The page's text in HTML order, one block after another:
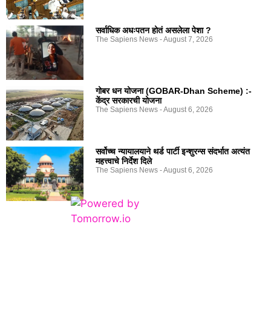
सर्वाधिक अधःपतन होतं असलेला पेशा ?
The Sapiens News August 7, 2026
गोबर धन योजना (GOBAR-Dhan Scheme) :-
केंद्र सरकारची योजना
The Sapiens News August 6, 2026
सर्वोच्च न्यायालयाने थर्ड पार्टी इन्शुरन्स संदर्भात अत्यंत
महत्त्वाचे निर्देश दिले
The Sapiens News August 6, 2026